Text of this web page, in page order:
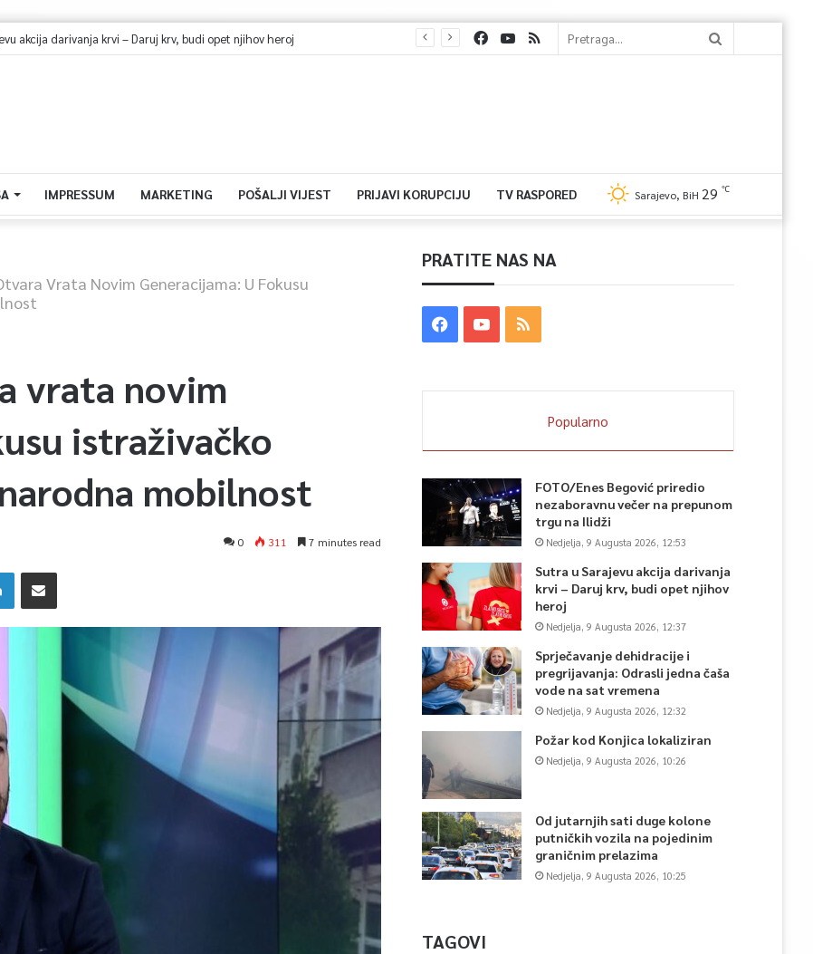
i pregrijavanja: Odrasli jedna čaša vode na sat vremena
IMPRESSUM MARKETING POŠALJI VIJEST PRIJAVI KORUPCIJU TV RASPORED Sarajevo, BiH 29 ℃
Vrata Novim Generacijama: U Fokusu
vrata novim
istraživačko
mobilnost
0 311 7 minutes read
PRATITE NAS NA
Popularno
FOTO/Enes Begović priredio
nezaboravnu večer na prepunom
trgu na Ilidži
Nedjelja, 9 Augusta 2026, 12:53
Sutra u Sarajevu akcija darivanja
krvi – Daruj krv, budi opet njihov
heroj
Nedjelja, 9 Augusta 2026, 12:37
Sprječavanje dehidracije i
pregrijavanja: Odrasli jedna čaša
vode na sat vremena
Nedjelja, 9 Augusta 2026, 12:32
Požar kod Konjica lokaliziran
Nedjelja, 9 Augusta 2026, 10:26
Od jutarnjih sati duge kolone
putničkih vozila na pojedinim
graničnim prelazima
Nedjelja, 9 Augusta 2026, 10:25
TAGOVI